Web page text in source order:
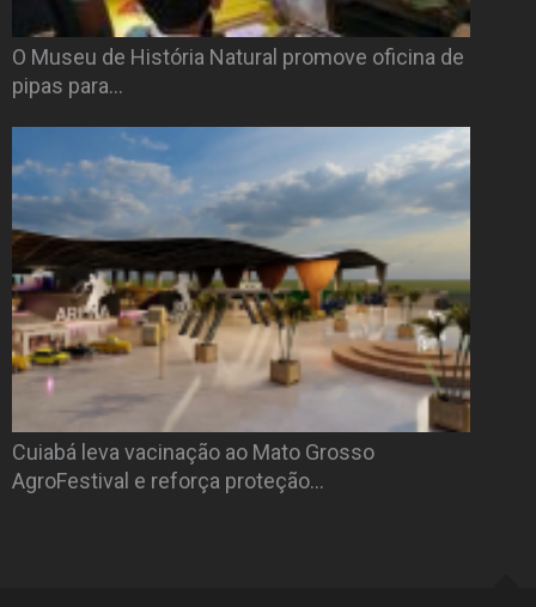
O Museu de História Natural promove oficina de
pipas para…
Cuiabá leva vacinação ao Mato Grosso
AgroFestival e reforça proteção…